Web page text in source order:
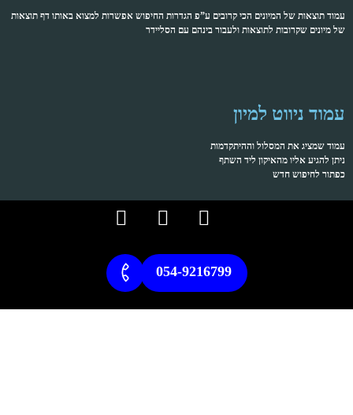
עמוד תוצאות של המיונים הכי קרובים ע”פ הגדרות החיפוש אפשרות למצוא באותו דף תוצאות
של מיונים שקרובות לתוצאות ולעבור בינהם עם הסליידר
עמוד ניווט למיון
עמוד שמציג את המסלול וההיתקדמות
ניתן להגיע אליו מהאיקון ליד השתף
כפתור לחיפוש חדש
054-9216799